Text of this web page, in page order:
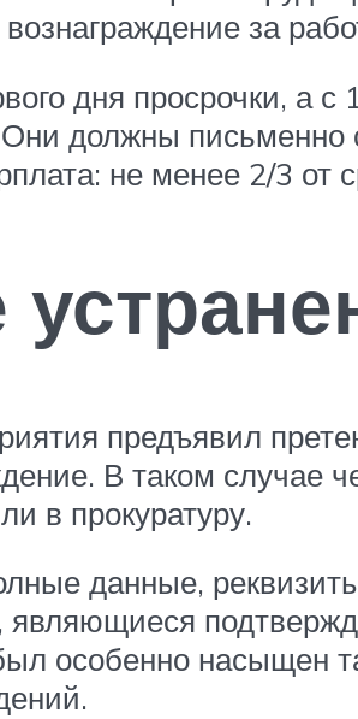
за
дня просрочки, а
Они должны
не менее 2/3 от
предъявил
В таком случае
в прокуратуру.
данные,
особенно